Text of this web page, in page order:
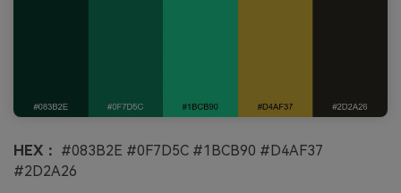
HEX： #083B2E #0F7D5C #1BCB90 #D4AF37
#2D2A26